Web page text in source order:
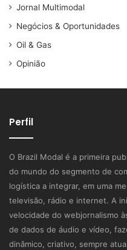
Jornal Multimodal
Negócios & Oportunidades
Oil & Gas
Opinião
Perfil
O Brazil Modal é a primeira
do mundo do segmento de
logística a integrar, em uma
televisão, rádio e internet. A
velocidade do webjornalismo
de dados de áudio e vídeo,
dinâmico, criativo, sempre